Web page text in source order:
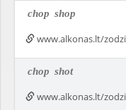
chop shop
www.alkonas.lt/
chop shot
www.alkonas.lt/